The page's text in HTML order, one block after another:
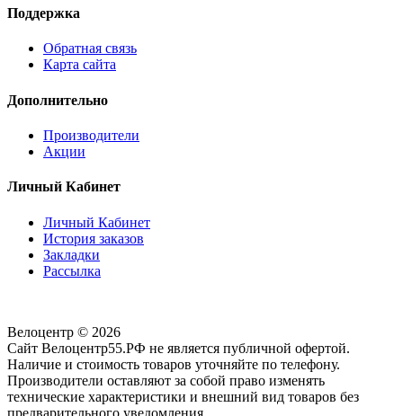
Поддержка
Обратная связь
Карта сайта
Дополнительно
Производители
Акции
Личный Кабинет
Личный Кабинет
История заказов
Закладки
Рассылка
Велоцентр © 2026
Сайт Велоцентр55.РФ не является публичной офертой.
Наличие и стоимость товаров уточняйте по телефону.
Производители оставляют за собой право изменять
технические характеристики и внешний вид товаров без
предварительного уведомления.